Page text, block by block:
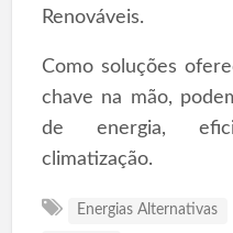
Renováveis.
Como soluções
chave na mão,
de energia,
climatização.
Energias Alternativas